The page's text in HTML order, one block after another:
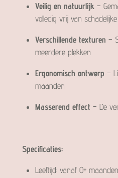
Veilig en natuurlijk –
volledig vrij van
Verschillende texturen –
meerdere plekken
Ergonomisch ontwerp –
maanden
Masserend effect – De
Specificaties:
Leeftijd: vanaf 0+ maanden